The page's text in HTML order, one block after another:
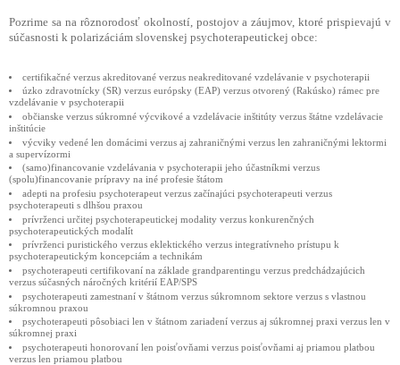
Pozrime sa na rôznorodosť okolností, postojov a záujmov, ktoré prispievajú v
súčasnosti k polarizáciám slovenskej psychoterapeutickej obce:
certifikačné verzus akreditované verzus neakreditované vzdelávanie v psychoterapii
úzko zdravotnícky (SR) verzus európsky (EAP) verzus otvorený (Rakúsko) rámec pre
vzdelávanie v psychoterapii
občianske verzus súkromné výcvikové a vzdelávacie inštitúty verzus štátne vzdelávacie
inštitúcie
výcviky vedené len domácimi verzus aj zahraničnými verzus len zahraničnými lektormi
a supervízormi
(samo)financovanie vzdelávania v psychoterapii jeho účastníkmi verzus
(spolu)financovanie prípravy na iné profesie štátom
adepti na profesiu psychoterapeut verzus začínajúci psychoterapeuti verzus
psychoterapeuti s dlhšou praxou
prívrženci určitej psychoterapeutickej modality verzus konkurenčných
psychoterapeutických modalít
prívrženci puristického verzus eklektického verzus integratívneho prístupu k
psychoterapeutickým koncepciám a technikám
psychoterapeuti certifikovaní na základe grandparentingu verzus predchádzajúcich
verzus súčasných náročných kritérií EAP/SPS
psychoterapeuti zamestnaní v štátnom verzus súkromnom sektore verzus s vlastnou
súkromnou praxou
psychoterapeuti pôsobiaci len v štátnom zariadení verzus aj súkromnej praxi verzus len v
súkromnej praxi
psychoterapeuti honorovaní len poisťovňami verzus poisťovňami aj priamou platbou
verzus len priamou platbou